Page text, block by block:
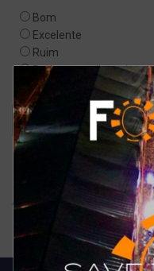
Bom
Excelente
Ruim
Pode ser melhorado
Sem comentários
Arquivo de enquete